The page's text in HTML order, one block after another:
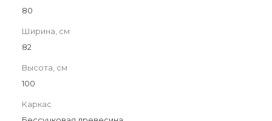
80
Ширина, см
82
Высота, см
100
Каркас